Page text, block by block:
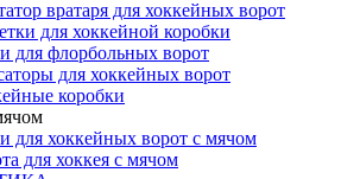
вратаря для хоккейных ворот
для хоккейной коробки
для флорбольных ворот
для хоккейных ворот
коробки
для хоккейных ворот с мячом
для хоккея с мячом